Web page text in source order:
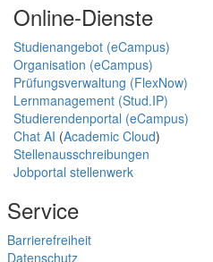
Online-Dienste
Studienangebot (eCampus)
Organisation (eCampus)
Prüfungsverwaltung (FlexNow)
Lernmanagement (Stud.IP)
Studierendenportal (eCampus)
Chat AI (Academic Cloud)
Stellenausschreibungen
Jobportal stellenwerk
Service
Barrierefreiheit
Datenschutz